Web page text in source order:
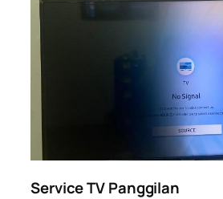
Service TV Panggilan